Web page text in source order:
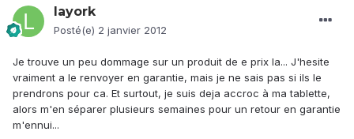
layork
Posté(e) 2 janvier 2012
Je trouve un peu dommage sur un produit de e prix la... J'hesite
vraiment a le renvoyer en garantie, mais je ne sais pas si ils le
prendrons pour ca. Et surtout, je suis deja accroc à ma tablette,
alors m'en séparer plusieurs semaines pour un retour en garantie
m'ennui...